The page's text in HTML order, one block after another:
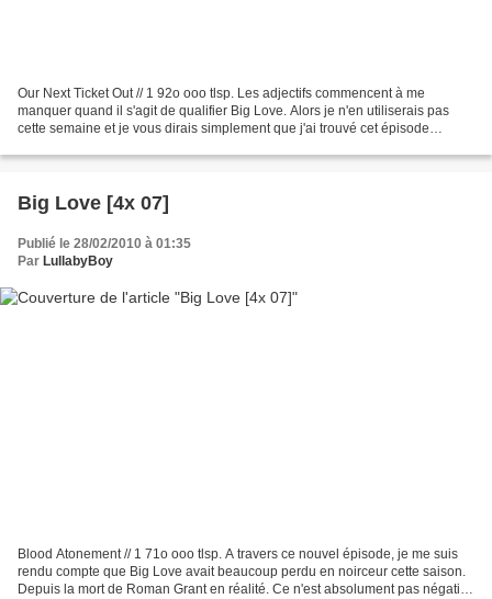
Our Next Ticket Out // 1 92o ooo tlsp. Les adjectifs commencent à me
manquer quand il s'agit de qualifier Big Love. Alors je n'en utiliserais pas
cette semaine et je vous dirais simplement que j'ai trouvé cet épisode
Big Love [4x 07]
Publié le 28/02/2010 à 01:35
Par LullabyBoy
Blood Atonement // 1 71o ooo tlsp. A travers ce nouvel épisode, je me suis
rendu compte que Big Love avait beaucoup perdu en noirceur cette saison.
Depuis la mort de Roman Grant en réalité. Ce n'est absolument pas négatif